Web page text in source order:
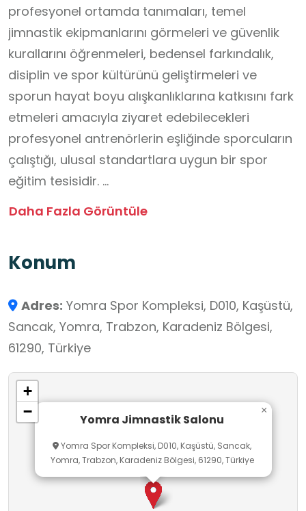
profesyonel ortamda tanımaları, temel
jimnastik ekipmanlarını görmeleri ve güvenlik
kurallarını öğrenmeleri, bedensel farkındalık,
disiplin ve spor kültürünü geliştirmeleri ve
sporun hayat boyu alışkanlıklarına katkısını fark
etmeleri amacıyla ziyaret edebilecekleri
profesyonel antrenörlerin eşliğinde sporcuların
çalıştığı, ulusal standartlara uygun bir spor
eğitim tesisidir.
Trabzon’un Yomra ilçesinde bulunan spor
Spor İl Müdürlüğüne bağlı Yomra Jimnastik
branşta sporcu antrenman yapma imkanı
bulabilmektedir.
Daha Fazla Görüntüle
Konum
Adres: Yomra Spor Kompleksi, D010, Kaşüstü,
Sancak, Yomra, Trabzon, Karadeniz Bölgesi,
61290, Türkiye
Yomra Jimnastik Salonu
Yomra Spor Kompleksi, D010, Kaşüstü, Sancak,
Yomra, Trabzon, Karadeniz Bölgesi, 61290, Türkiye
×
+
−